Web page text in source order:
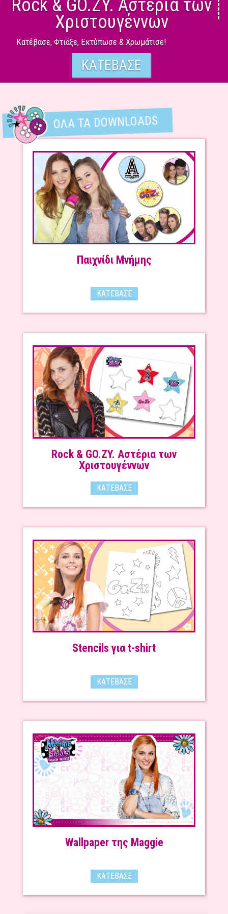
Rock & GO.ZY. Αστέρια των
Χριστουγέννων
Κατέβασε, Φτιάξε, Εκτύπωσε & Χρωμάτισε!
ΚΑΤΈΒΑΣΕ
ΌΛΑ ΤΑ DOWNLOADS
Παιχνίδι Μνήμης
ΚΑΤΈΒΑΣΕ
Rock & GO.ZY. Αστέρια των
Χριστουγέννων
ΚΑΤΈΒΑΣΕ
Stencils για t-shirt
ΚΑΤΈΒΑΣΕ
Wallpaper της Maggie
ΚΑΤΈΒΑΣΕ